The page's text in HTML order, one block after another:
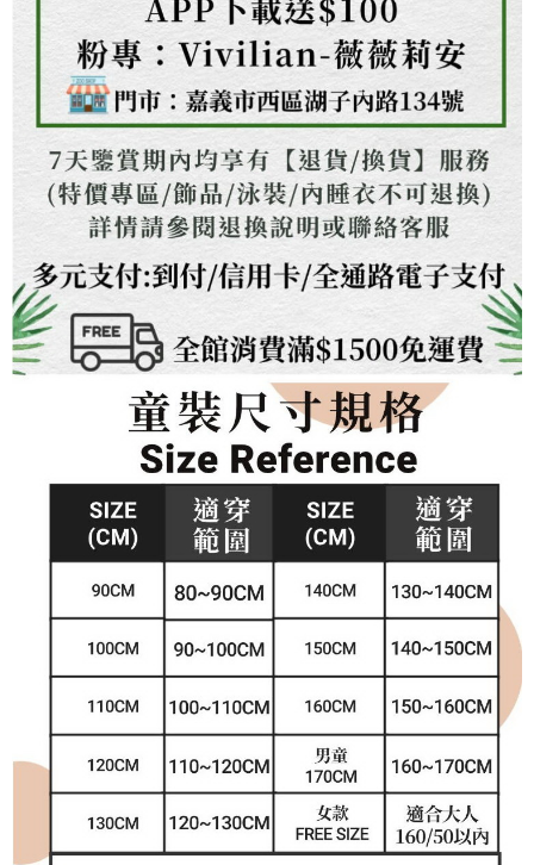
５．嚴禁一人註冊多個帳號或使用他人資訊註冊。若發現惡意使用之情形，
恩沛科技股份有限公司將有權停止該用戶之使用額度並採取法律行動。